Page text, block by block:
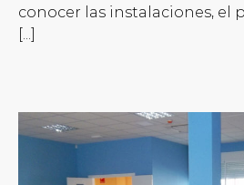
conocer las instalaciones, el
[...]